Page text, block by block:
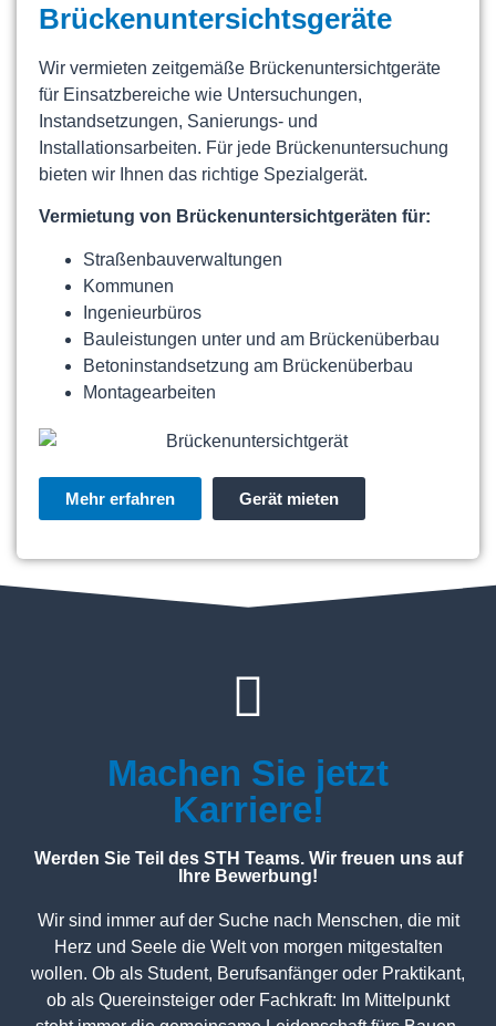
Brückenuntersichtsgeräte
Wir vermieten zeitgemäße Brückenuntersichtgeräte
für Einsatzbereiche wie Untersuchungen,
Instandsetzungen, Sanierungs- und
Installationsarbeiten. Für jede Brückenuntersuchung
bieten wir Ihnen das richtige Spezialgerät.
Vermietung von Brückenuntersichtgeräten für:
Straßenbauverwaltungen
Kommunen
Ingenieurbüros
Bauleistungen unter und am Brückenüberbau
Betoninstandsetzung am Brückenüberbau
Montagearbeiten
Mehr erfahren Gerät mieten
Machen Sie jetzt
Karriere!
Werden Sie Teil des STH Teams. Wir freuen uns auf
Ihre Bewerbung!
Wir sind immer auf der Suche nach Menschen, die mit
Herz und Seele die Welt von morgen mitgestalten
wollen. Ob als Student, Berufsanfänger oder Praktikant,
ob als Quereinsteiger oder Fachkraft: Im Mittelpunkt